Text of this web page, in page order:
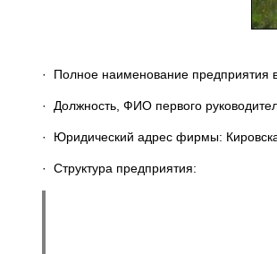
· Полное наименование предприятия
· Должность, ФИО первого
· Юридический адрес фирмы:
· Структура предприятия: